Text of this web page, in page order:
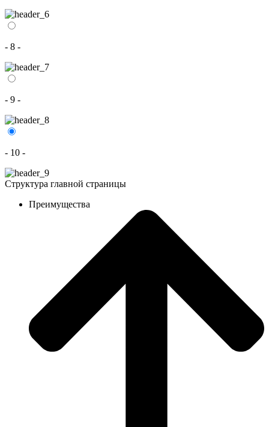
- 8 -
- 9 -
- 10 -
Структура главной страницы
Преимущества